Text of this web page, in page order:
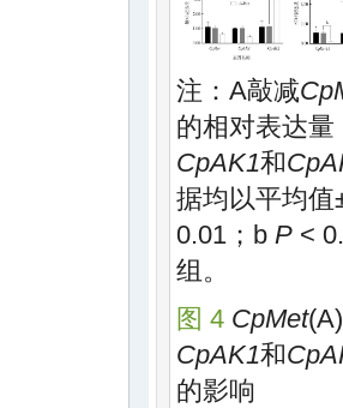
注：A敲减
的相对表达量
CpAK1和
据均以平均
0.01；b P <
组。
图 4 CpMet
CpAK1和
的影响